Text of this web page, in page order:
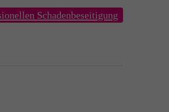
Schadenbeseitigung